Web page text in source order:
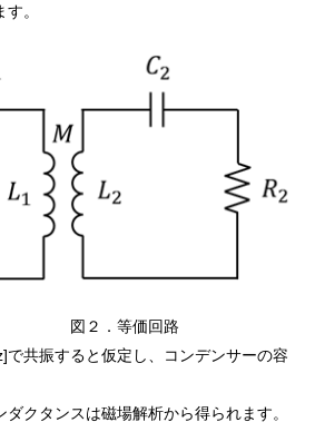
。
価回路
で共振すると仮定し、コンデンサーの容
クタンスは磁場解析から得られます。